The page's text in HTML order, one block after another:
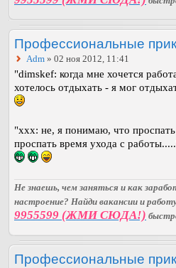
Профессиональные
Adm » 02 ноя 2012, 11:41
"dimskef: когда мне хочется
хотелось отдыхать - я мог
"xxx: не, я понимаю, что проспать
проспать время ухода с
Не знаешь, чем заняться и как
настроение? Найди вакансии и
9955599 (ЖМИ СЮДА!)
Профессиональные